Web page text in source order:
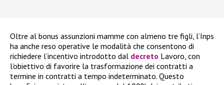
Oltre al bonus assunzioni mamme con almeno tre figli, l’Inps
ha anche reso operative le modalità che consentono di
richiedere l’incentivo introdotto dal decreto Lavoro, con
l’obiettivo di favorire la trasformazione dei contratti a
termine in contratti a tempo indeterminato. Questo